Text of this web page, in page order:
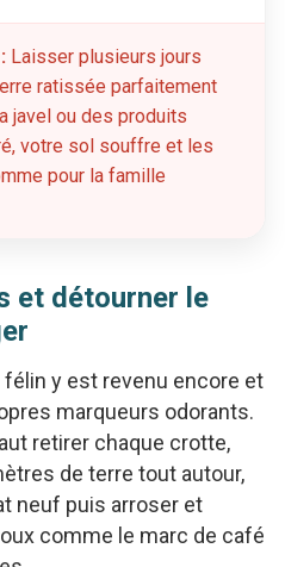
Laisser plusieurs jours
ratissée parfaitement
javel ou des produits
votre sol souffre et les
pour la famille
et détourner le
félin y est revenu encore et
marqueurs odorants.
retirer chaque crotte,
de terre tout autour,
neuf puis arroser et
comme le marc de café